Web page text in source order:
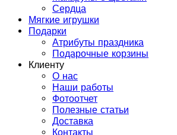
Сердца
Мягкие игрушки
Подарки
Атрибуты праздника
Подарочные корзины
Клиенту
О нас
Наши работы
Фотоотчет
Полезные статьи
Доставка
Контакты